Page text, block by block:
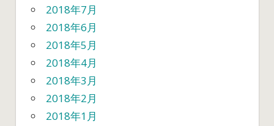
2018年7月
2018年6月
2018年5月
2018年4月
2018年3月
2018年2月
2018年1月